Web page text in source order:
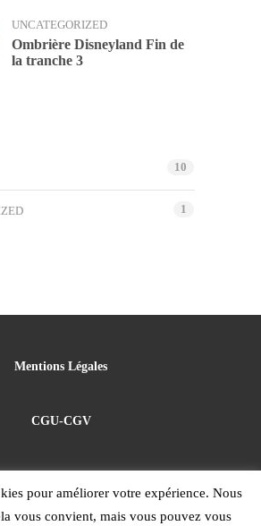
UNCATEGORIZED
Ombrière Disneyland Fin de
la tranche 3
10
1
Mentions Légales
CGU-CGV
pour améliorer votre expérience. Nous
vous convient, mais vous pouvez vous